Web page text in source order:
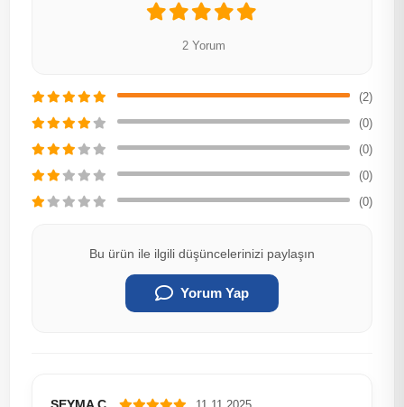
2 Yorum
(2)
(0)
(0)
(0)
(0)
Bu ürün ile ilgili düşüncelerinizi paylaşın
Yorum Yap
ŞEYMA Ç.